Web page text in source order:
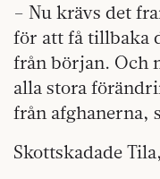
– Nu krävs det
för att få tillbaka
från början. Och
alla stora
från afghanerna,
Skottskadade